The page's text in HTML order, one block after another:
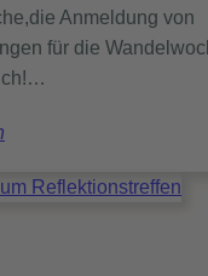
Anmeldung von
für die